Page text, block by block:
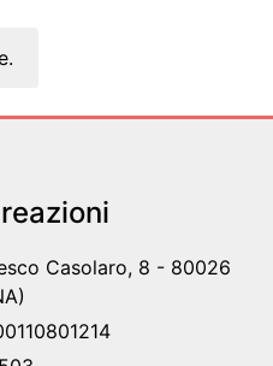
Casolaro, 8 - 80026